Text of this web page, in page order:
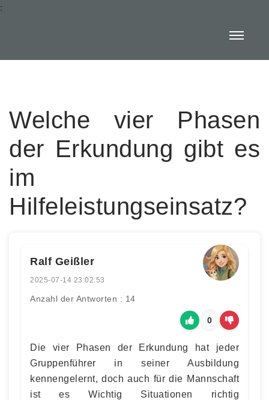
:
Welche vier Phasen
der Erkundung gibt es
im
Hilfeleistungseinsatz?
Ralf Geißler
2025-07-14 23:02:53
Anzahl der Antworten : 14
0
Die vier Phasen der Erkundung hat jeder
Gruppenführer in seiner Ausbildung
kennengelernt, doch auch für die Mannschaft
ist es Wichtig Situationen richtig